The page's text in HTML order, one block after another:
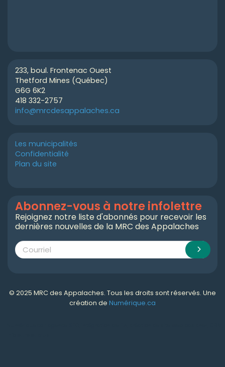
233, boul. Frontenac Ouest
Thetford Mines (Québec)
G6G 6K2
418 332-2757
info@mrcdesappalaches.ca
Les municipalités
Confidentialité
Plan du site
Abonnez-vous à notre infolettre
Rejoignez notre liste d'abonnés pour recevoir les
dernières nouvelles de la MRC des Appalaches
© 2025 MRC des Appalaches. Tous les droits sont réservés. Une
création de Numérique.ca